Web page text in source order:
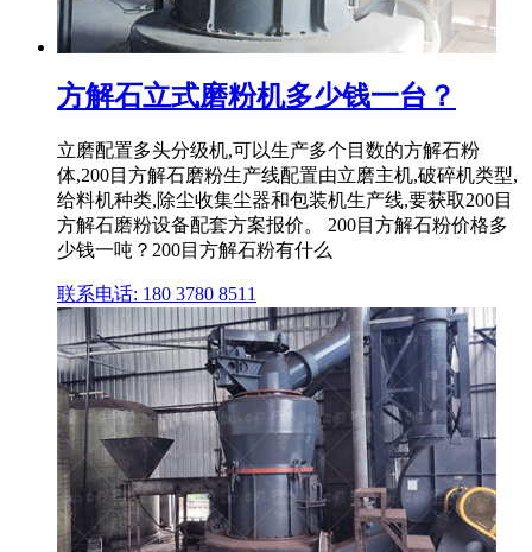
方解石立式磨粉机多少钱一台？
立磨配置多头分级机,可以生产多个目数的方解石粉
体,200目方解石磨粉生产线配置由立磨主机,破碎机类型,
给料机种类,除尘收集尘器和包装机生产线,要获取200目
方解石磨粉设备配套方案报价。 200目方解石粉价格多
少钱一吨？200目方解石粉有什么
联系电话: 180 3780 8511